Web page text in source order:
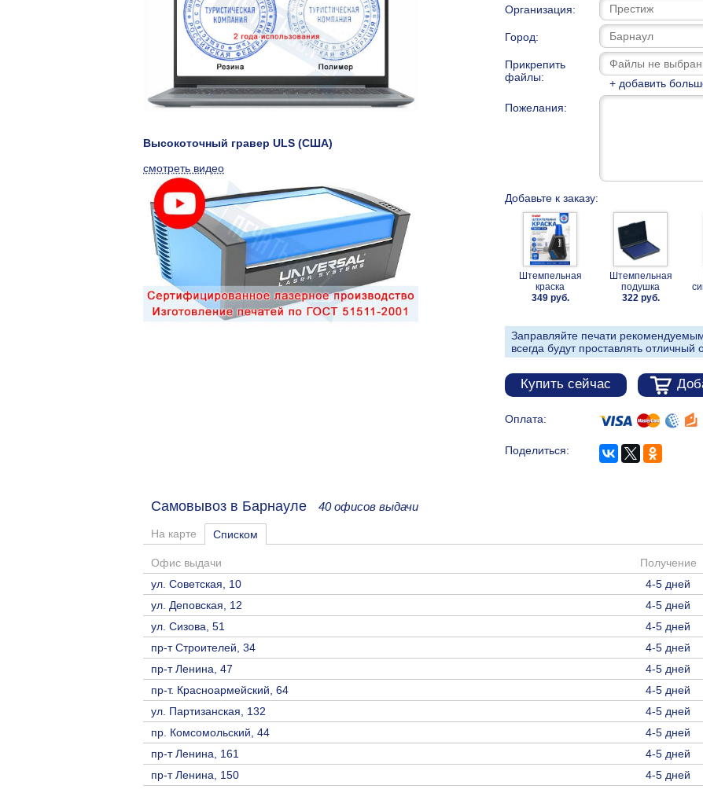
Организация:
Город:
Прикрепить
файлы:
+ добавить
Пожелания:
Добавьте к заказу:
Штемпельная
краска
349 руб.
Штемпельная
подушка
322 руб.
Заправляйте печати
всегда будут проставлять отличный
Купить сейчас
Оплата:
Поделиться:
Высокоточный гравер ULS (США)
смотреть видео
Самовывоз в Барнауле 40 офисов выдачи
На карте Списком
Офис выдачи Получение
ул. Советская, 10
4-5 дней
ул. Деповская, 12
4-5 дней
ул. Сизова, 51
4-5 дней
пр-т Строителей, 34
4-5 дней
пр-т Ленина, 47
4-5 дней
пр-т. Красноармейский, 64
4-5 дней
ул. Партизанская, 132
4-5 дней
пр. Комсомольский, 44
4-5 дней
пр-т Ленина, 161
4-5 дней
пр-т Ленина, 150
4-5 дней